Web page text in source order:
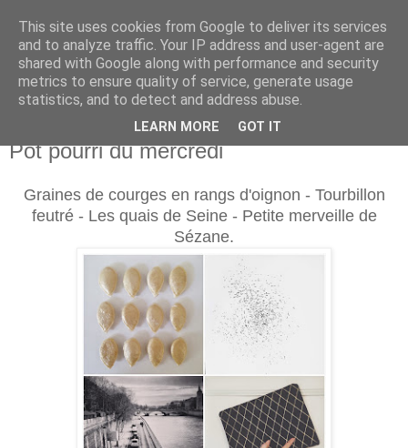
mercredi 9 avril 2014
Pot pourri du mercredi
Graines de courges en rangs d'oignon - Tourbillon
feutré - Les quais de Seine - Petite merveille de
Sézane.
This site uses cookies from Google to deliver its services
and to analyze traffic. Your IP address and user-agent are
shared with Google along with performance and security
metrics to ensure quality of service, generate usage
statistics, and to detect and address abuse.
LEARN MORE GOT IT